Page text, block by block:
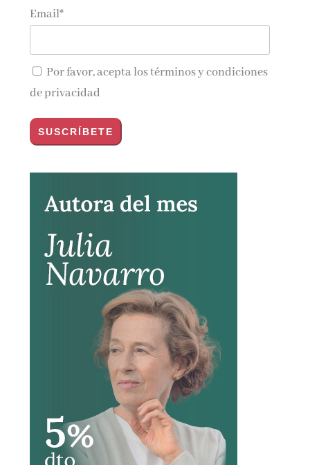
Email*
Por favor, acepta lostérminos y condiciones
de privacidad